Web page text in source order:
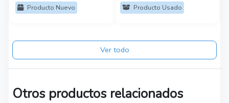
Producto Nuevo
Producto Usado
Ver todo
Otros productos relacionados